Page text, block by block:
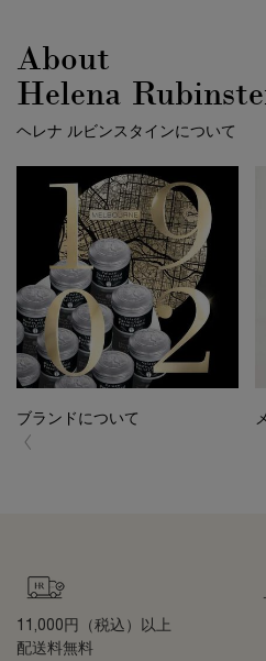
About
Helena
ヘレナ ルビンスタインについて
ブランドについて
11,000円（税込）以上
配送料無料